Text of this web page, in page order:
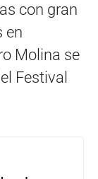
con gran
en
Molina se
Festival